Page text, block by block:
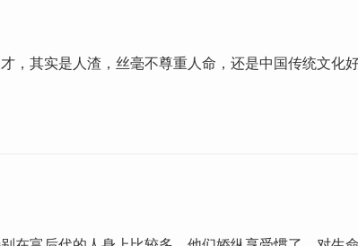
，其实是人渣，丝毫不尊重人命，还是中国传统文化